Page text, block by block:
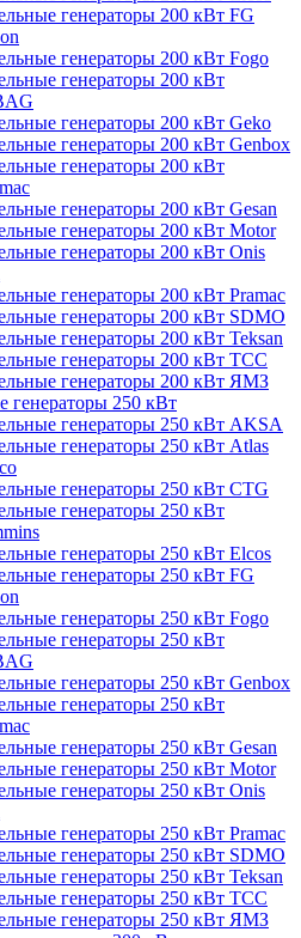
генераторы 200 кВт FG
генераторы 200 кВт Fogo
генераторы 200 кВт
генераторы 200 кВт Geko
генераторы 200 кВт Genbox
генераторы 200 кВт
генераторы 200 кВт Gesan
генераторы 200 кВт Motor
генераторы 200 кВт Onis
генераторы 200 кВт Pramac
генераторы 200 кВт SDMO
генераторы 200 кВт Teksan
генераторы 200 кВт ТСС
генераторы 200 кВт ЯМЗ
генераторы 250 кВт
генераторы 250 кВт AKSA
генераторы 250 кВт Atlas
генераторы 250 кВт CTG
генераторы 250 кВт
генераторы 250 кВт Elcos
генераторы 250 кВт FG
генераторы 250 кВт Fogo
генераторы 250 кВт
генераторы 250 кВт Genbox
генераторы 250 кВт
генераторы 250 кВт Gesan
генераторы 250 кВт Motor
генераторы 250 кВт Onis
генераторы 250 кВт Pramac
генераторы 250 кВт SDMO
генераторы 250 кВт Teksan
генераторы 250 кВт ТСС
генераторы 250 кВт ЯМЗ